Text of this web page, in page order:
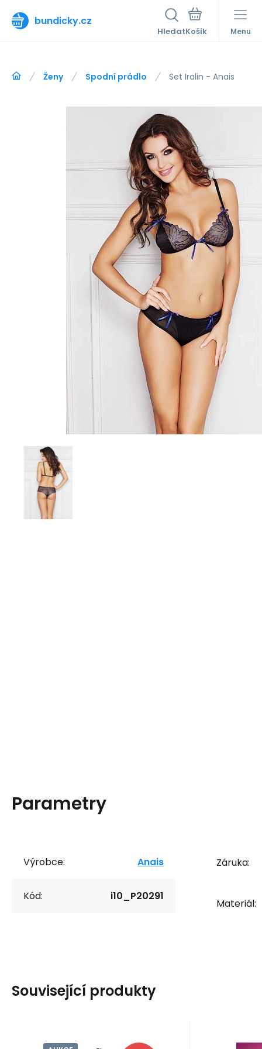
bundicky.cz
Hledat Menu
Ženy Spodní prádlo Set Iralin - Anais
Parametry
Výrobce: Anais
Kód: i10_P20291
Záruka:
Materiál:
Související produkty